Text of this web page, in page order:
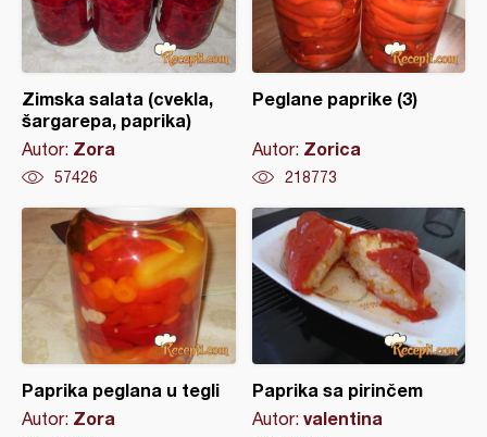
Zimska salata (cvekla,
šargarepa, paprika)
Autor: Zora
57426
Peglane paprike (3)
Autor: Zorica
218773
Paprika peglana u tegli
Autor: Zora
Paprika sa pirinčem
Autor: valentina